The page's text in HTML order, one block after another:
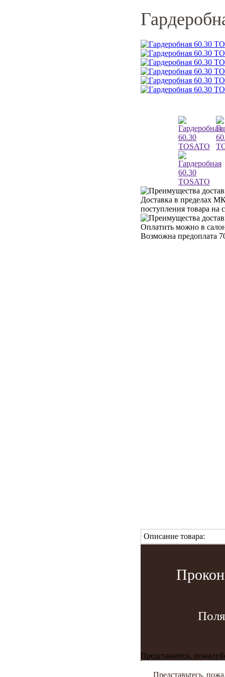
Доставка в пределах
поступления товара на
Оплатить можно в
Возможна предоплата
Описание товара:
Представьтесь,